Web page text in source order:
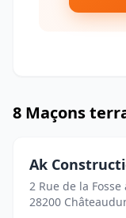
8 Maçons
Ak
2 Rue de la Fosse
28200